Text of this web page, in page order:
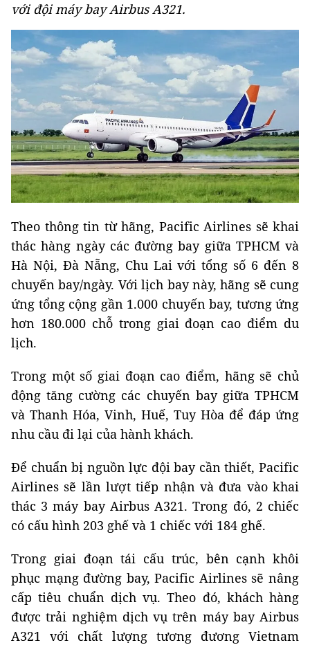
với đội máy bay Airbus A321.
Theo thông tin từ hãng, Pacific Airlines sẽ khai
thác hàng ngày các đường bay giữa TPHCM và
Hà Nội, Đà Nẵng, Chu Lai với tổng số 6 đến 8
chuyến bay/ngày. Với lịch bay này, hãng sẽ cung
ứng tổng cộng gần 1.000 chuyến bay, tương ứng
hơn 180.000 chỗ trong giai đoạn cao điểm du
lịch.
Trong một số giai đoạn cao điểm, hãng sẽ chủ
động tăng cường các chuyến bay giữa TPHCM
và Thanh Hóa, Vinh, Huế, Tuy Hòa để đáp ứng
nhu cầu đi lại của hành khách.
Để chuẩn bị nguồn lực đội bay cần thiết, Pacific
Airlines sẽ lần lượt tiếp nhận và đưa vào khai
thác 3 máy bay Airbus A321. Trong đó, 2 chiếc
có cấu hình 203 ghế và 1 chiếc với 184 ghế.
Trong giai đoạn tái cấu trúc, bên cạnh khôi
phục mạng đường bay, Pacific Airlines sẽ nâng
cấp tiêu chuẩn dịch vụ. Theo đó, khách hàng
được trải nghiệm dịch vụ trên máy bay Airbus
A321 với chất lượng tương đương Vietnam